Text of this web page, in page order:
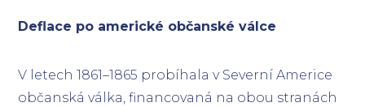
Deflace po americké občanské válce
V letech 1861–1865 probíhala v Severní Americe
občanská válka, financovaná na obou stranách